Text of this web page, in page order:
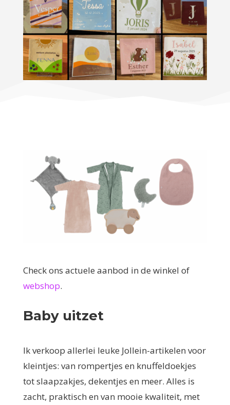
Check ons actuele aanbod in de winkel of
webshop.
Baby uitzet
Ik verkoop allerlei leuke Jollein-artikelen voor
kleintjes: van rompertjes en knuffeldoekjes
tot slaapzakjes, dekentjes en meer. Alles is
zacht, praktisch en van mooie kwaliteit, met